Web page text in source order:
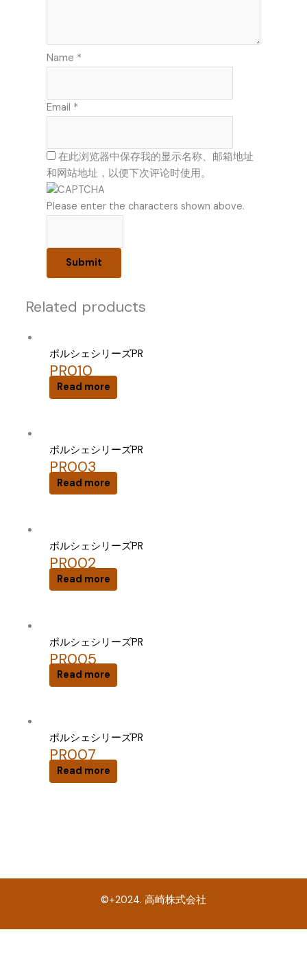
Name *
Email *
在此浏览器中保存我的显示名称、邮箱地址
和网站地址，以便下次评论时使用。
Please enter the characters shown above.
Related products
ポルシェシリーズPR
PR010
Read more
ポルシェシリーズPR
PR003
Read more
ポルシェシリーズPR
PR002
Read more
ポルシェシリーズPR
PR005
Read more
ポルシェシリーズPR
PR007
Read more
©+2024. 高崎株式会社